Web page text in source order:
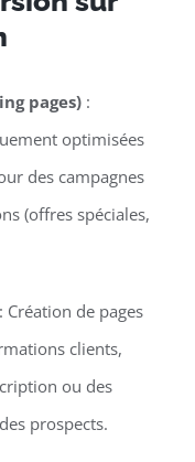
pages):
optimisées
des campagnes
(offres spéciales,
Création de pages
clients,
ou des
prospects.